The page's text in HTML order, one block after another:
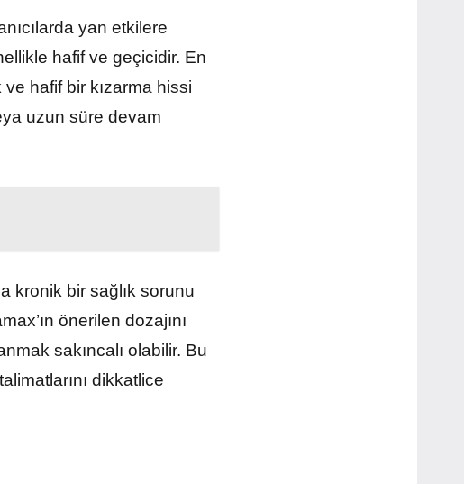
yan etkilere
hafif ve geçicidir. En
ve hafif bir kızarma hissi
uzun süre devam
kronik bir sağlık sorunu
önerilen dozajını
sakıncalı olabilir. Bu
dikkatlice